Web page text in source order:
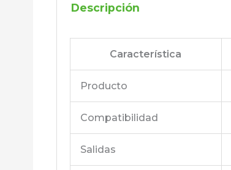
Descripción
Característica
Producto
Compatibilidad
Salidas